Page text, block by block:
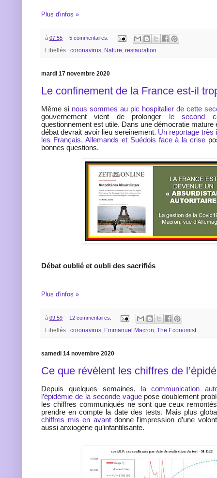
Plus d'infos »
à 07:55 5 commentaires:
Libellés : coronavirus Nature restauration
mardi 17 novembre 2020
Le confinement de la France est-il
Même si nous sommes au pic hospitalier de cette
gouvernement vient de prolonger
le second
questionnement est utile. Dans une démocratie mature
débat devrait avoir lieu sereinement. Un reportage très
les Français, Allemands et Suédois face à la crise
bonnes questions.
Débat oublié et oubli des sacrifiés
Plus d'infos »
à 09:59 12 commentaires:
Libellés : coronavirus Emmanuel Macron The Economist
samedi 14 novembre 2020
Ce que révèlent les chiffres de
Depuis quelques semaines,
la communication
l’épidémie de la seconde vaguepose doublement
les chiffres communiqués ne sont que ceux
prendre en compte la date des tests. Mais plus
chiffres mis en avant donne l’impression d’une
aussi anxiogène qu’infantilisante.